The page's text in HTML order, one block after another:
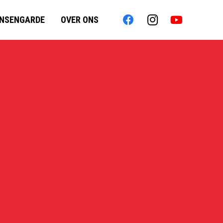
OVER ONS